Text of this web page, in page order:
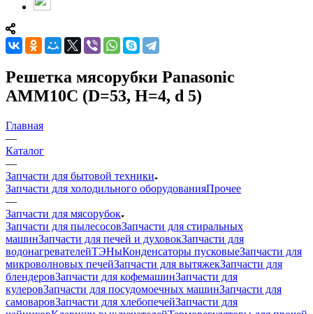
Решетка мясорубки Panasonic
AMM10C (D=53, H=4, d 5)
Главная
—
Каталог
—
Запчасти для бытовой техники
Запчасти для холодильного оборудованияПрочее
—
Запчасти для мясорубок
Запчасти для пылесосовЗапчасти для стиральных
машинЗапчасти для печей и духовокЗапчасти для
водонагревателейТЭНыКонденсаторы пусковыеЗапчасти для
микроволновых печейЗапчасти для вытяжекЗапчасти для
блендеровЗапчасти для кофемашинЗапчасти для
кулеровЗапчасти для посудомоечных машинЗапчасти для
самоваровЗапчасти для хлебопечейЗапчасти для